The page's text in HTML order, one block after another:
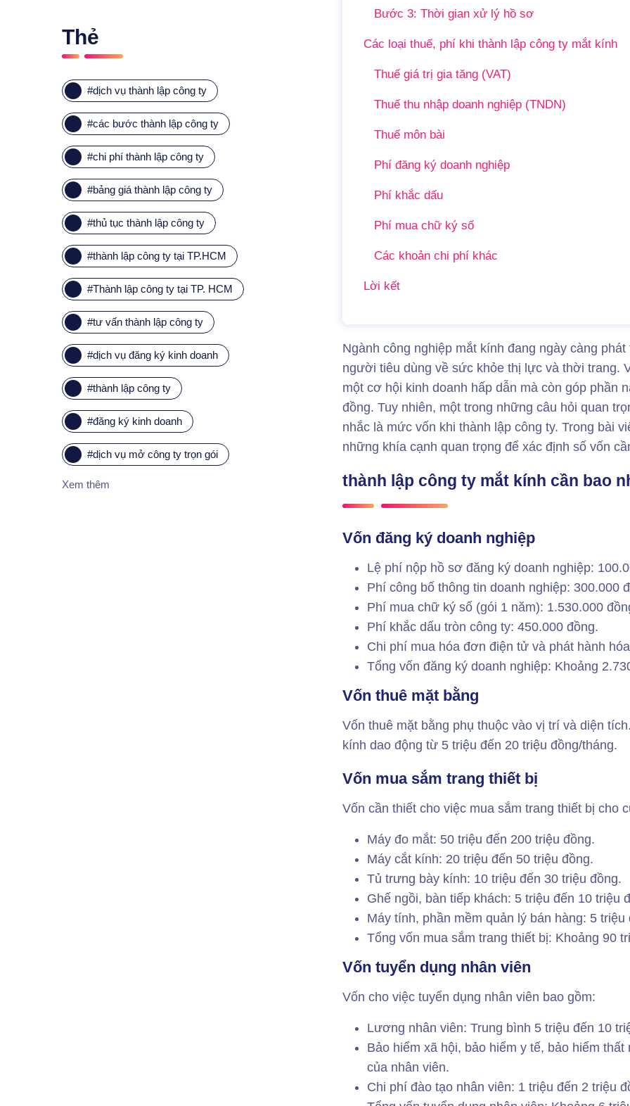
Thẻ
#dịch vụ thành lập công ty
#các bước thành lập công ty
#chi phí thành lập công ty
#bảng giá thành lập công ty
#thủ tục thành lập công ty
#thành lập công ty tại TP.HCM
#Thành lập công ty tại TP. HCM
#tư vấn thành lập công ty
#dịch vụ đăng ký kinh doanh
#thành lập công ty
#đăng ký kinh doanh
#dịch vụ mở công ty trọn gói
Xem thêm
Bước 3: Thời gian xử lý hồ sơ
Các loại thuế, phí khi thành lập công ty mắt kính
Thuế giá trị gia tăng (VAT)
Thuế thu nhập doanh nghiệp (TNDN)
Thuế môn bài
Phí đăng ký doanh nghiệp
Phí khắc dấu
Phí mua chữ ký số
Các khoản chi phí khác
Lời kết
Ngành công nghiệp mắt kính đang ngày càng
người tiêu dùng về sức khỏe thị lực và thời trang.
một cơ hội kinh doanh hấp dẫn mà còn góp phần
đồng. Tuy nhiên, một trong những câu hỏi quan
nhắc là mức vốn khi thành lập công ty. Trong bài
những khía cạnh quan trọng để xác định số vốn
thành lập công ty mắt kính cần bao
Vốn đăng ký doanh nghiệp
Lệ phí nộp hồ sơ đăng ký doanh nghiệp:
Phí công bố thông tin doanh nghiệp: 300.000
Phí mua chữ ký số (gói 1 năm): 1.530.000
Phí khắc dấu tròn công ty: 450.000 đồng.
Chi phí mua hóa đơn điện tử và phát hành
Tổng vốn đăng ký doanh nghiệp: Khoảng
Vốn thuê mặt bằng
Vốn thuê mặt bằng phụ thuộc vào vị trí và diện
kính dao động từ 5 triệu đến 20 triệu đồng/tháng.
Vốn mua sắm trang thiết bị
Vốn cần thiết cho việc mua sắm trang thiết bị cho
Máy đo mắt: 50 triệu đến 200 triệu đồng.
Máy cắt kính: 20 triệu đến 50 triệu đồng.
Tủ trưng bày kính: 10 triệu đến 30 triệu đồng.
Ghế ngồi, bàn tiếp khách: 5 triệu đến 10 triệu
Máy tính, phần mềm quản lý bán hàng: 5 triệu
Tổng vốn mua sắm trang thiết bị: Khoảng 90
Vốn tuyển dụng nhân viên
Vốn cho việc tuyển dụng nhân viên bao gồm:
Lương nhân viên: Trung bình 5 triệu đến 10
Bảo hiểm xã hội, bảo hiểm y tế, bảo hiểm
của nhân viên.
Chi phí đào tạo nhân viên: 1 triệu đến 2 triệu